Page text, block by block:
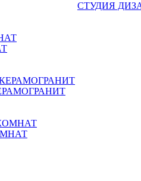
СТУДИЯ